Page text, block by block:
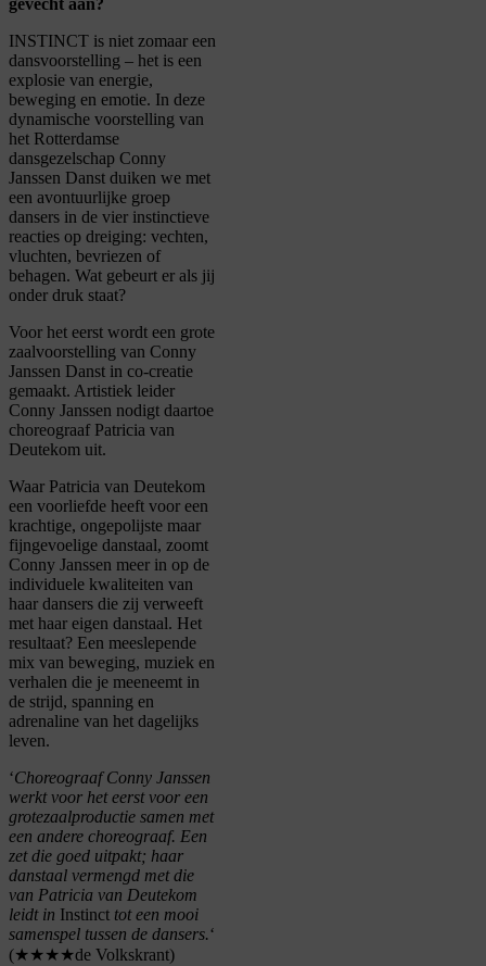
gevecht aan?
INSTINCT is niet zomaar een
dansvoorstelling – het is een
explosie van energie,
beweging en emotie. In deze
dynamische voorstelling van
het Rotterdamse
dansgezelschap Conny
Janssen Danst duiken we met
een avontuurlijke groep
dansers in de vier instinctieve
reacties op dreiging: vechten,
vluchten, bevriezen of
behagen. Wat gebeurt er als jij
onder druk staat?
Voor het eerst wordt een grote
zaalvoorstelling van Conny
Janssen Danst in co-creatie
gemaakt. Artistiek leider
Conny Janssen nodigt daartoe
choreograaf Patricia van
Deutekom uit.
Waar Patricia van Deutekom
een voorliefde heeft voor een
krachtige, ongepolijste maar
fijngevoelige danstaal, zoomt
Conny Janssen meer in op de
individuele kwaliteiten van
haar dansers die zij verweeft
met haar eigen danstaal. Het
resultaat? Een meeslepende
mix van beweging, muziek en
verhalen die je meeneemt in
de strijd, spanning en
adrenaline van het dagelijks
leven.
‘Choreograaf Conny Janssen
werkt voor het eerst voor een
grotezaalproductie samen met
een andere choreograaf. Een
zet die goed uitpakt; haar
danstaal vermengd met die
van Patricia van Deutekom
leidt in Instinct tot een mooi
samenspel tussen de dansers.‘
(★★★★de Volkskrant)